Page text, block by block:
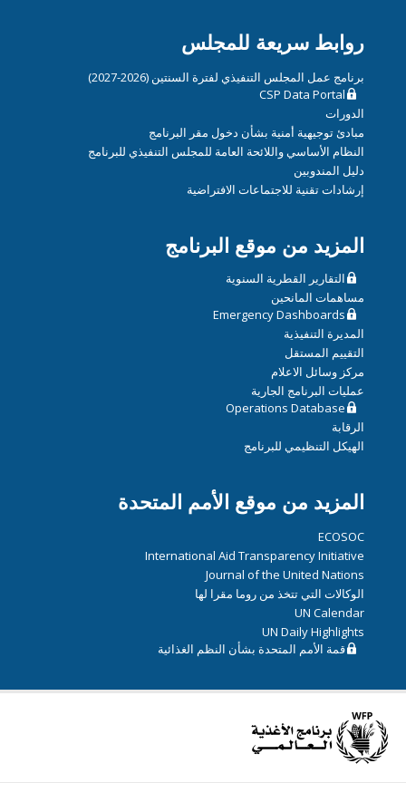
روابط سريعة للمجلس
برنامج عمل المجلس التنفيذي لفترة السنتين (2026-2027)
CSP Data Portal
الدورات
مبادئ توجيهية أمنية بشأن دخول مقر البرنامج
النظام الأساسي واللائحة العامة للمجلس التنفيذي للبرنامج
دليل المندوبين
إرشادات تقنية للاجتماعات الافتراضية
المزيد من موقع البرنامج
التقارير القطرية السنوية
مساهمات المانحين
Emergency Dashboards
المديرة التنفيذية
التقييم المستقل
مركز وسائل الاعلام
عمليات البرنامج الجارية
Operations Database
الرقابة
الهيكل التنظيمي للبرنامج
المزيد من موقع الأمم المتحدة
ECOSOC
International Aid Transparency Initiative
Journal of the United Nations
الوكالات التي تتخذ من روما مقرا لها
UN Calendar
UN Daily Highlights
قمة الأمم المتحدة بشأن النظم الغذائية